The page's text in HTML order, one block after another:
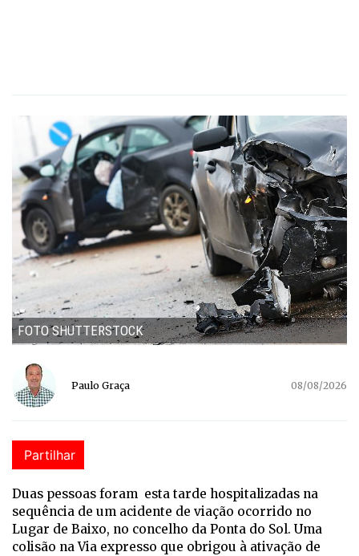
FOTO SHUTTERSTOCK
Paulo Graça 08/08/2026
Partilhar
Duas pessoas foram esta tarde hospitalizadas na
sequência de um acidente de viação ocorrido no
Lugar de Baixo, no concelho da Ponta do Sol. Uma
colisão na Via expresso que obrigou à ativação de